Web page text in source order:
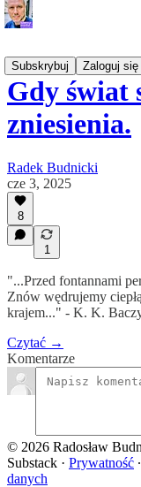
Subskrybuj
Zaloguj się
Gdy świat
zniesienia.
Radek Budnicki
cze 3, 2025
8
1
"...Przed fontannami
Znów wędrujemy
krajem..." - K. K.
Czytać →
Komentarze
© 2026 Radosław
Substack · Prywatność ∙
danych